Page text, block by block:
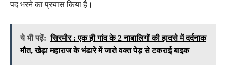
पद भरने का प्रयास किया है।
ये भी पढ़ें: सिरमौर : एक ही गांव के 2 नाबालिगों की हादसे में दर्दनाक
मौत, खेड़ा महाराज के भंडारे में जाते वक्त पेड़ से टकराई बाइक